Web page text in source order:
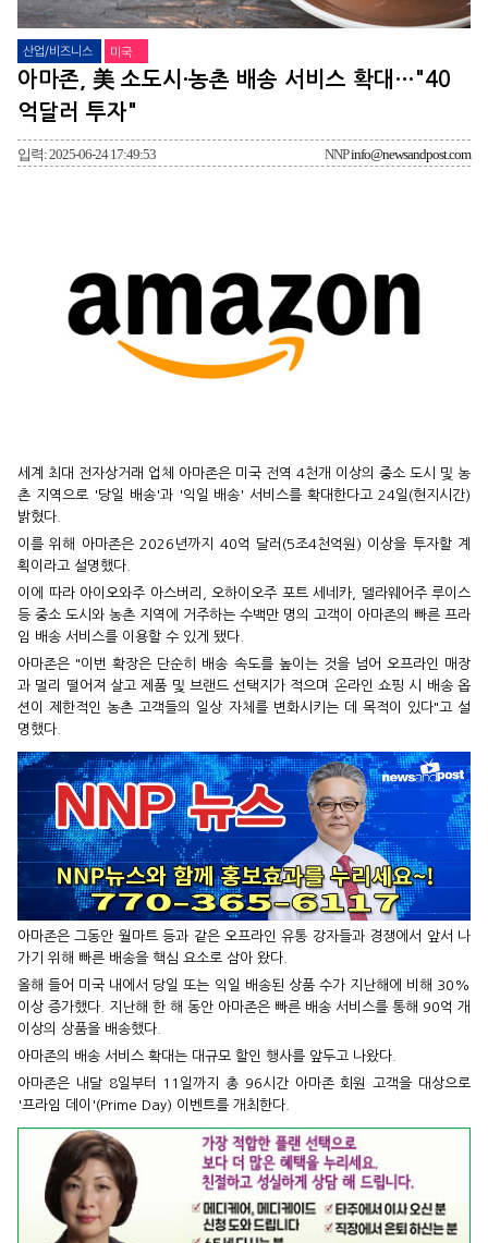
산업/비즈니스 미국
아마존, 美 소도시·농촌 배송 서비스 확대…"40
억달러 투자"
입력: 2025-06-24 17:49:53 NNPinfo@newsandpost.com
세계 최대 전자상거래 업체 아마존은 미국 전역 4천개 이상의 중소 도시 및 농
촌 지역으로 '당일 배송'과 '익일 배송' 서비스를 확대한다고 24일(현지시간)
밝혔다.
이를 위해 아마존은 2026년까지 40억 달러(5조4천억원) 이상을 투자할 계
획이라고 설명했다.
이에 따라 아이오와주 아스버리, 오하이오주 포트 세네카, 델라웨어주 루이스
등 중소 도시와 농촌 지역에 거주하는 수백만 명의 고객이 아마존의 빠른 프라
임 배송 서비스를 이용할 수 있게 됐다.
아마존은 "이번 확장은 단순히 배송 속도를 높이는 것을 넘어 오프라인 매장
과 멀리 떨어져 살고 제품 및 브랜드 선택지가 적으며 온라인 쇼핑 시 배송 옵
션이 제한적인 농촌 고객들의 일상 자체를 변화시키는 데 목적이 있다"고 설
명했다.
아마존은 그동안 월마트 등과 같은 오프라인 유통 강자들과 경쟁에서 앞서 나
가기 위해 빠른 배송을 핵심 요소로 삼아 왔다.
올해 들어 미국 내에서 당일 또는 익일 배송된 상품 수가 지난해에 비해 30%
이상 증가했다. 지난해 한 해 동안 아마존은 빠른 배송 서비스를 통해 90억 개
이상의 상품을 배송했다.
아마존의 배송 서비스 확대는 대규모 할인 행사를 앞두고 나왔다.
아마존은 내달 8일부터 11일까지 총 96시간 아마존 회원 고객을 대상으로
'프라임 데이'(Prime Day) 이벤트를 개최한다.